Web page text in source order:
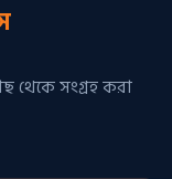
থেকে সংগ্রহ করা